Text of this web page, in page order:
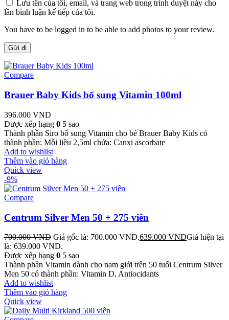
Lưu tên của tôi, email, và trang web trong trình duyệt này cho
lần bình luận kế tiếp của tôi.
You have to be logged in to be able to add photos to your review.
Compare
Brauer Baby Kids bổ sung Vitamin 100ml
396.000 VND
Được xếp hạng 0 5 sao
Thành phần Siro bổ sung Vitamin cho bé Brauer Baby Kids có
thành phần: Mỗi liều 2,5ml chứa: Canxi ascorbate
Add to wishlist
Thêm vào giỏ hàng
Quick view
-9%
Compare
Centrum Silver Men 50 + 275 viên
700.000VND Giá gốc là: 700.000 VND.639.000 VNDGiá hiện tại
là: 639.000 VND.
Được xếp hạng 0 5 sao
Thành phần Vitamin dành cho nam giới trên 50 tuổi Centrum Silver
Men 50 có thành phần: Vitamin D, Antiocidants
Add to wishlist
Thêm vào giỏ hàng
Quick view